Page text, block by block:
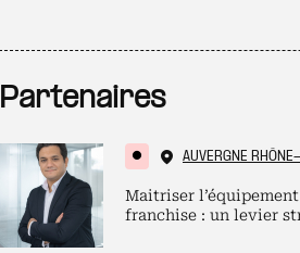
Partenaires
AUVERGNE
Maitriser
franchise : un levier